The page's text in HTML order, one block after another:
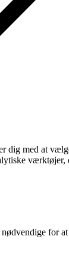
dig med at
værktøjer,
for